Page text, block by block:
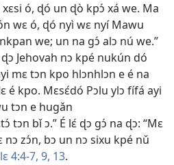
xɛsi ó, ɖó un ɖò kpɔ́ xá we. Ma
wɛ ó, ɖó nyì wɛ nyí Mawu
we; un na gɔ́ alɔ nú we.”
Jehovah nɔ kpé nukún dó
mɛ tɔn kpo hlɔnhlɔn e é na
é kpo. Mɛsɛ́dó Pɔlu ylɔ fífá ayi
tɔn e hugǎn
tɔn bǐ ɔ.” É lɛ́ ɖɔ gɔ́ na ɖɔ: “Mɛ
nɔ zɔ́n, bɔ un nɔ sixu kpé nǔ
4:4-7, 9, 13.